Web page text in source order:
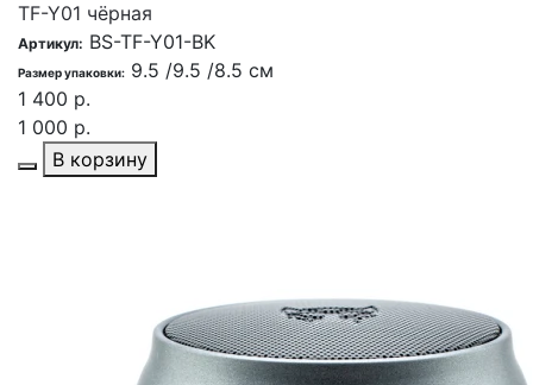
TF-Y01 чёрная
Артикул: BS-TF-Y01-BK
Размер упаковки: 9.5 /9.5 /8.5 см
1 400 р.
1 000 р.
В корзину